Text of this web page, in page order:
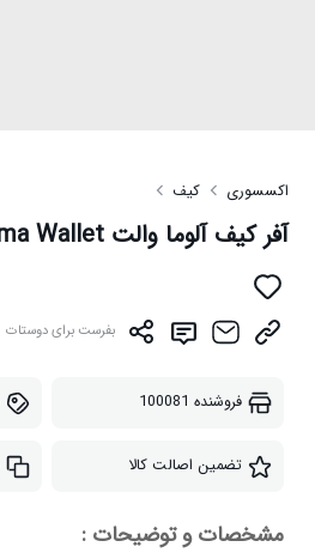
اکسسوری کیف
آفر کیف آلوما والت Aluma Wallet
بفرست برای دوستات
فروشنده 100081
تضمین اصالت کالا
مشخصات و توضیحات :